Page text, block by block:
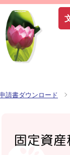
請書ダウンロード
固定資